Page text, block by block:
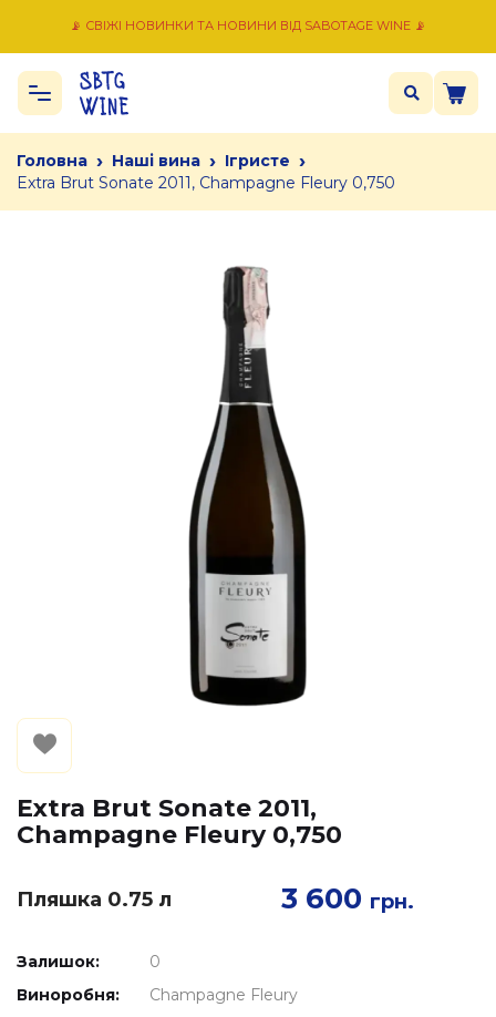
📡 СВІЖІ НОВИНКИ ТА НОВИНИ ВІД SABOTAGE WINE 📡
Головна › Наші вина › Ігристе ›
Extra Brut Sonate 2011, Champagne Fleury 0,750
Extra Brut Sonate 2011,
Champagne Fleury 0,750
Пляшка 0.75 л 3 600 грн.
Залишок:
0
Виноробня:
Champagne Fleury